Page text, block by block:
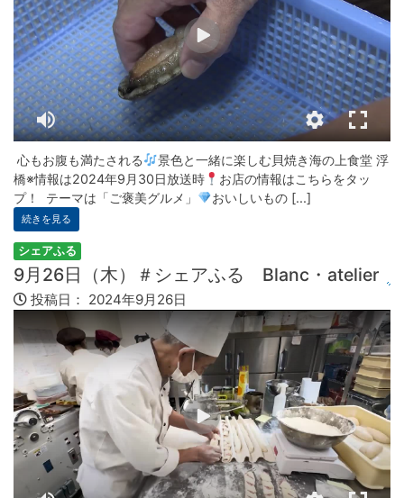
心もお腹も満たされる
景色と一緒に楽しむ貝焼き海の上食堂 浮
橋※情報は2024年9月30日放送時
お店の情報はこちらをタッ
プ！ テーマは「ご褒美グルメ」
おいしいもの [...]
続きを見る
シェアふる
9月26日（木）＃シェアふる Blanc・atelier
投稿日： 2024年9月26日